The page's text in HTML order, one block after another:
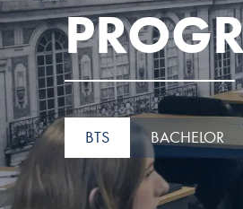
BTS BACHELOR